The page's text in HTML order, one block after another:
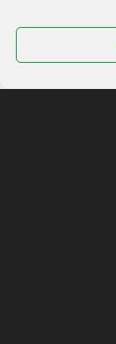
Über uns
Kontakt